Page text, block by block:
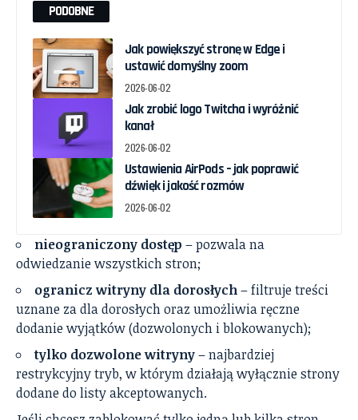
PODOBNE
Jak powiększyć stronę w Edge i
ustawić domyślny zoom
2026-06-02
Jak zrobić logo Twitcha i wyróżnić
kanał
2026-06-02
Ustawienia AirPods – jak poprawić
dźwięk i jakość rozmów
2026-06-02
nieograniczony dostęp – pozwala na
odwiedzanie wszystkich stron;
ogranicz witryny dla dorosłych– filtruje treści
uznane za dla dorosłych oraz umożliwia ręczne
dodanie wyjątków (dozwolonych i blokowanych);
tylko dozwolone witryny– najbardziej
restrykcyjny tryb, w którym działają wyłącznie strony
dodane do listy akceptowanych.